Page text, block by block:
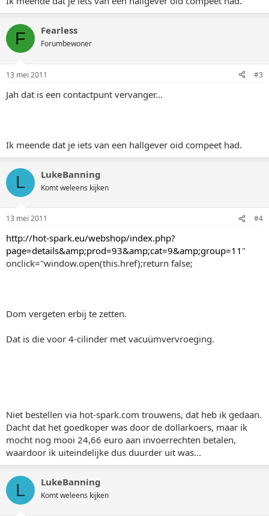
F Fearless
Forumbewoner
13 mei 2011 #3
Jah dat is een contactpunt vervanger...
Ik meende dat je iets van een hallgever oid compeet had.
L LukeBanning
Komt weleens kijken
13 mei 2011 #4
http://hot-spark.eu/webshop/index.php?
page=details&amp;prod=93&amp;cat=9&amp;group=11 "
onclick="window.open(this.href);return false;
Dom vergeten erbij te zetten.
Dat is die voor 4-cilinder met vacuümvervroeging.
Niet bestellen via hot-spark.com trouwens, dat heb ik gedaan.
Dacht dat het goedkoper was door de dollarkoers, maar ik
mocht nog mooi 24,66 euro aan invoerrechten betalen,
waardoor ik uiteindelijke dus duurder uit was...
L LukeBanning
Komt weleens kijken